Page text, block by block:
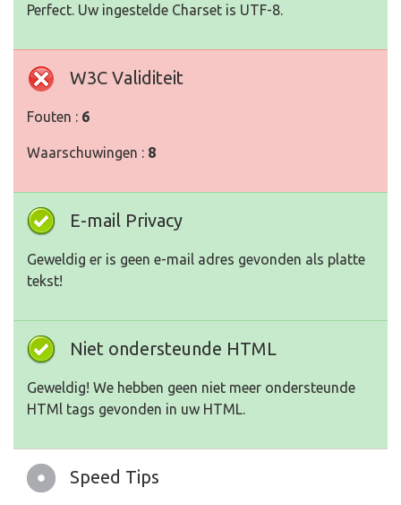
Perfect. Uw ingestelde Charset is UTF-8.
W3C Validiteit
Fouten : 6
Waarschuwingen : 8
E-mail Privacy
Geweldig er is geen e-mail adres gevonden als platte
tekst!
Niet ondersteunde HTML
Geweldig! We hebben geen niet meer ondersteunde
HTMl tags gevonden in uw HTML.
Speed Tips